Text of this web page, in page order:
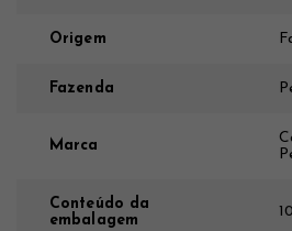
Origem
Fazenda
Marca
Conteúdo da
embalagem